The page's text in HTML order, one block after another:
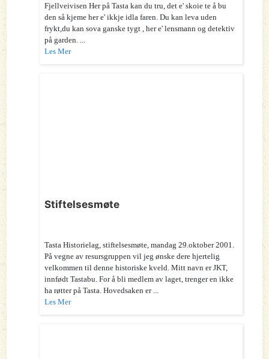
Fjellveivisen Her på Tasta kan du tru, det e' skoie te å bu
den så kjeme her e' ikkje idla faren. Du kan leva uden
frykt,du kan sova ganske tygt , her e' lensmann og detektiv
på garden. ...
Les Mer
Stiftelsesmøte
Tasta Historielag, stiftelsesmøte, mandag 29.oktober 2001.
På vegne av resursgruppen vil jeg ønske dere hjertelig
velkommen til denne historiske kveld. Mitt navn er JKT,
innfødt Tastabu. For å bli medlem av laget, trenger en ikke
ha røtter på Tasta. Hovedsaken er ...
Les Mer